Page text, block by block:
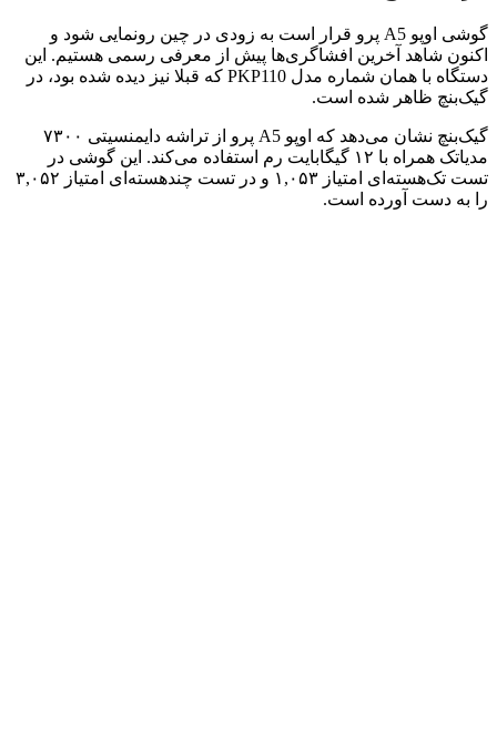
گوشی اوپو A5 پرو قرار است به زودی در چین رونمایی شود و
اکنون شاهد آخرین افشاگری‌ها پیش از معرفی رسمی هستیم. این
دستگاه با همان شماره مدل PKP110 که قبلا نیز دیده شده بود، در
گیک‌بنچ ظاهر شده است.
گیک‌بنچ نشان می‌دهد که اوپو A5 پرو از تراشه دایمنسیتی ۷۳۰۰
مدیاتک همراه با ۱۲ گیگابایت رم استفاده می‌کند. این گوشی در
تست تک‌هسته‌ای امتیاز ۱,۰۵۳ و در تست چند‌هسته‌ای امتیاز ۳,۰۵۲
را به دست آورده است.